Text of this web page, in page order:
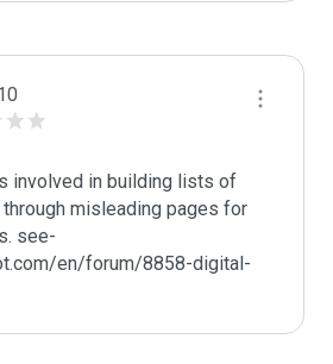
involved in building lists of
misleading pages for
see-
en/forum/8858-digital-